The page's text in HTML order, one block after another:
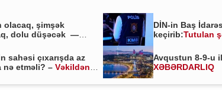
olacaq, şimşək
dolu düşəcək —
DİN-in Baş
keçirib:Tutulan
sahəsi çıxarışda az
nə etməli? –Vəkildən
Avqustun 8-9-u
XƏBƏRDARLIQ